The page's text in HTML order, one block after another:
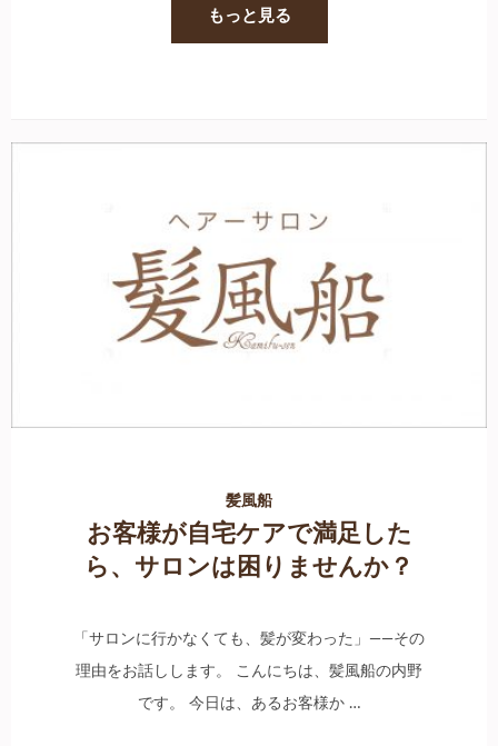
もっと見る
髪風船
お客様が自宅ケアで満足した
ら、サロンは困りませんか？
「サロンに行かなくても、髪が変わった」——その
理由をお話しします。 こんにちは、髪風船の内野
です。 今日は、あるお客様か …